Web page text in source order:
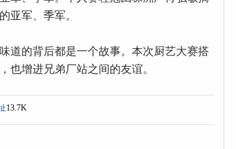
亚军、季军。
道的背后都是一个故事。本次厨艺大赛搭
也增进兄弟厂站之间的友谊。
13.7K